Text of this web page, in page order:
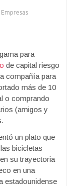
Empresas
para
de capital riesgo
compañía para
más de 10
o comprando
(amigos y
un plato que
bicicletas
su trayectoria
en una
estadounidense